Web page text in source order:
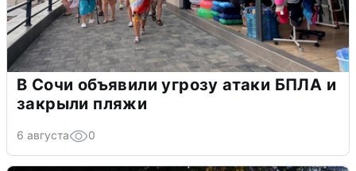
В Сочи объявили угрозу атаки БПЛА и
закрыли пляжи
6 августа 0